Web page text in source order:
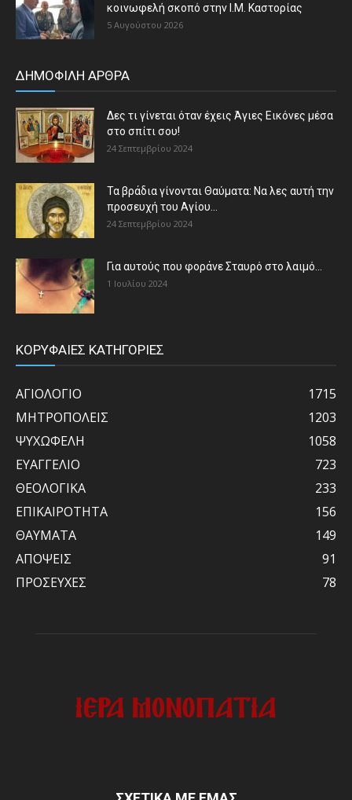
κοινωφελή σκοπό στην Ι.Μ. Καστορίας
5 Αυγούστου 2026
ΔΗΜΟΦΙΛΗ ΑΡΘΡΑ
Δες τι γίνεται όταν έχεις Άγιες Εικόνες μέσα
στο σπίτι σου!
24 Σεπτεμβρίου 2024
Τα βράδια γίνονται Θαύματα: Να λες αυτή την
προσευχή του Αγίου...
24 Σεπτεμβρίου 2024
Για αυτούς που φοράνε Σταυρό στο λαιμό…
1 Ιουλίου 2024
ΚΟΡΥΦΑΙΕΣ ΚΑΤΗΓΟΡΙΕΣ
ΑΓΙΟΛΟΓΙΟ
1715
ΜΗΤΡΟΠΟΛΕΙΣ
1203
ΨΥΧΩΦΕΛΗ
1058
ΕΥΑΓΓΕΛΙΟ
723
ΘΕΟΛΟΓΙΚΑ
233
ΕΠΙΚΑΙΡΟΤΗΤΑ
156
ΘΑΥΜΑΤΑ
149
ΑΠΟΨΕΙΣ
91
ΠΡΟΣΕΥΧΕΣ
78